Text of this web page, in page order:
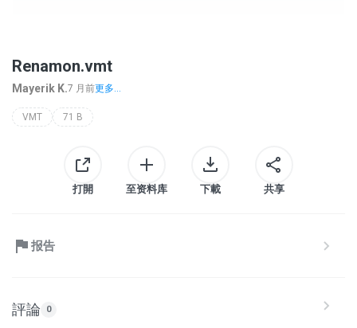
Renamon.vmt
Mayerik K.7 月前更多...
VMT 71 B
打開 至资料库 下載 共享
报告
評論 0